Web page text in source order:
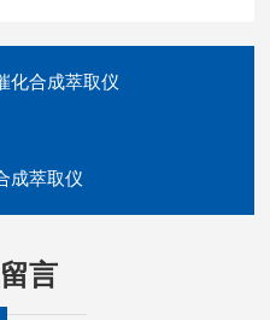
化合成萃取仪
成萃取仪
言